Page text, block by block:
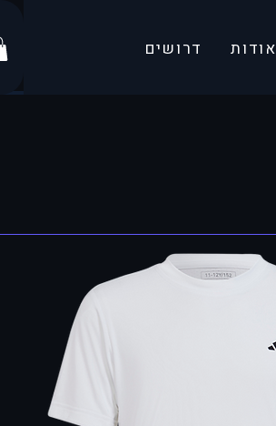
אודות דרושים